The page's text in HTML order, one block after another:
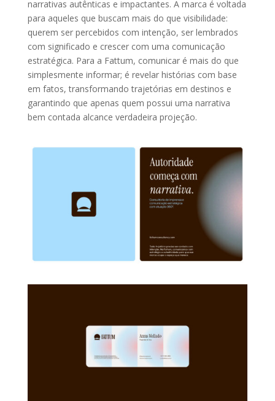
narrativas autênticas e impactantes. A marca é voltada
para aqueles que buscam mais do que visibilidade:
querem ser percebidos com intenção, ser lembrados
com significado e crescer com uma comunicação
estratégica. Para a Fattum, comunicar é mais do que
simplesmente informar; é revelar histórias com base
em fatos, transformando trajetórias em destinos e
garantindo que apenas quem possui uma narrativa
bem contada alcance verdadeira projeção.